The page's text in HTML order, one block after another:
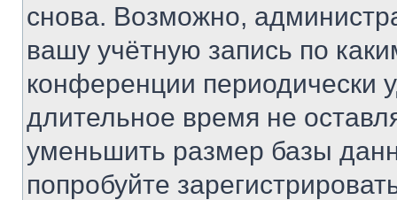
снова. Возможно,
вашу учётную запись по
конференции периодически
длительное время не
уменьшить размер базы
попробуйте